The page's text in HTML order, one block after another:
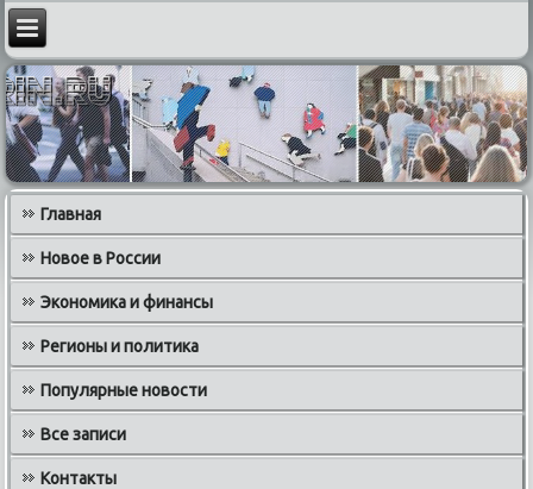
Главная
Новое в России
Экономика и финансы
Регионы и политика
Популярные новости
Все записи
Контакты